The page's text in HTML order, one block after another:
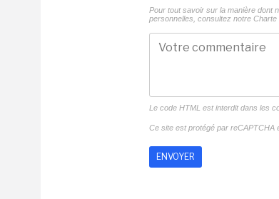
Pour tout savoir sur la manière dont
personnelles, consultez notre Charte
Le code HTML est interdit dans les
Ce site est protégé par reCAPTCHA